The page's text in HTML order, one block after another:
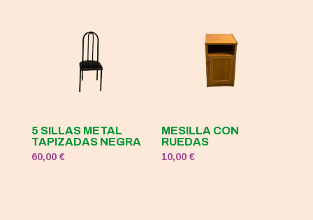
5 SILLAS METAL
TAPIZADAS NEGRA
60,00 €
MESILLA CON
RUEDAS
10,00€